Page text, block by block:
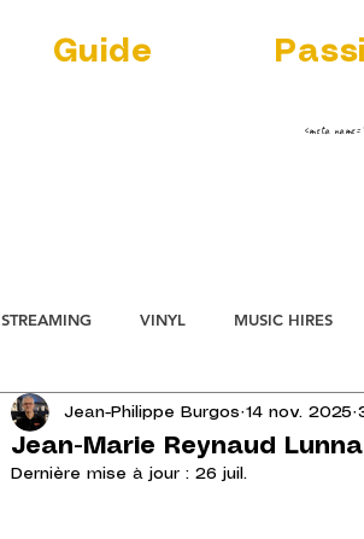
Guide
<meta
STREAMING VINYL MUSIC HIRES
Jean-Marie Reynaud
Jean-Philippe Burgos 14 nov. 2025
Dernière mise à jour : 26 juil.